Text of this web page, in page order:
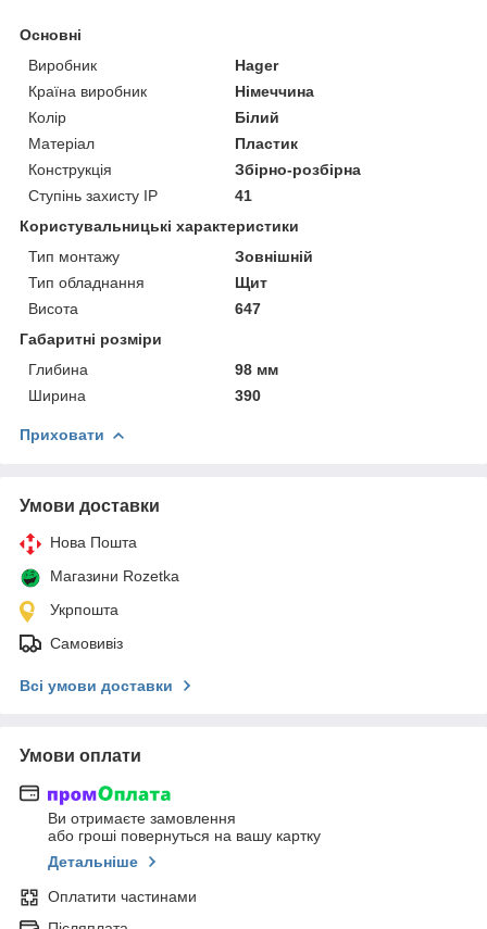
Основні
Виробник
Hager
Країна виробник
Німеччина
Колір
Білий
Матеріал
Пластик
Конструкція
Збірно-розбірна
Ступінь захисту IP
41
Користувальницькі характеристики
Тип монтажу
Зовнішній
Тип обладнання
Щит
Висота
647
Габаритні розміри
Глибина
98 мм
Ширина
390
Приховати
Умови доставки
Нова Пошта
Магазини Rozetka
Укрпошта
Самовивіз
Всі умови доставки
Умови оплати
Ви отримаєте замовлення
або гроші повернуться на вашу картку
Детальніше
Оплатити частинами